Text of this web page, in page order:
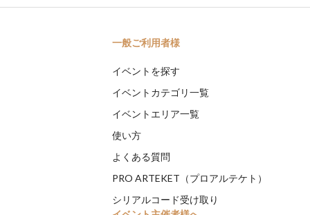
一般ご利用者様
イベントを探す
イベントカテゴリ一覧
イベントエリア一覧
使い方
よくある質問
PRO ARTEKET（プロアルテケト）
シリアルコード受け取り